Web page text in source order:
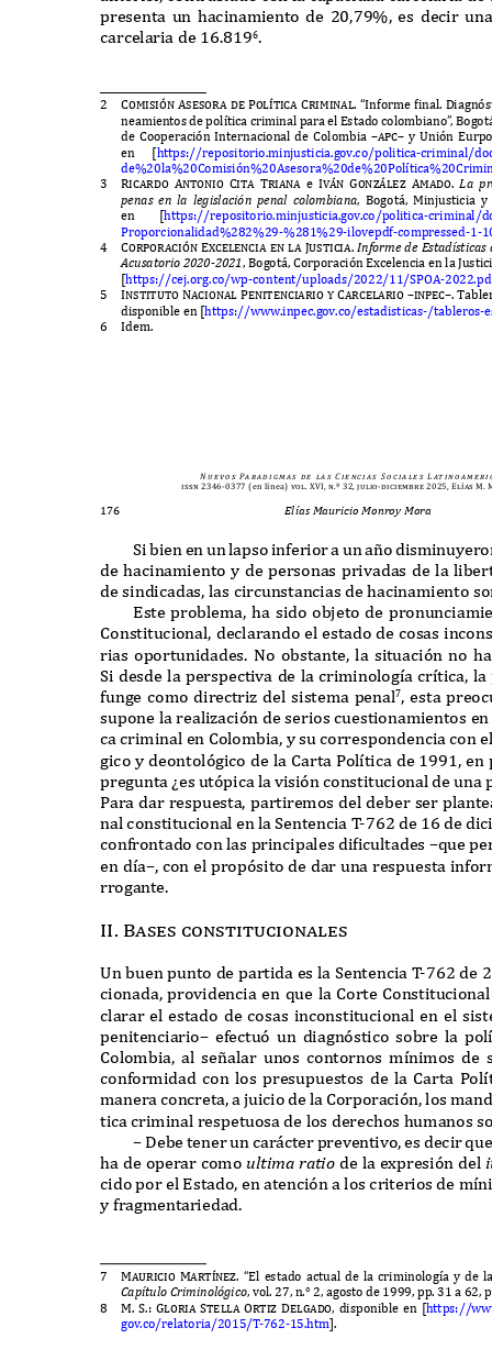
presenta un hacinamiento de 20,79%,es decir
carcelaria de 16.8196.
2 Comisión Asesora de Política Criminal. “Informefinal. Diagnó
neamientos de política criminal para el Estado colombiano”, Bogot
de CooperaciónInternacional deColombia –apc–yUniónE
en [https://repositorio.minjusticia.gov.co/politica-criminal/
de%20la%20Comisión%20Asesora%20de%20Política%20C
Ricardo Antonio Cita Triana eIván González Amado.Lap
penasen la legislación penal colombiana, Bogotá, Minjusticia y
3
4
en [https://repositorio.minjusticia.gov.co/politica-criminal/
Proporcionalidad%282%29-%281%29-ilovepdf-compressed-1-
Corporación Excelencia en la Justicia.Informe de Estadísticas
Acusatorio 2020-2021, Bogotá, CorporaciónExcelencia en laJ
[https://cej.org.co/wp-content/uploads/2022/11/SPOA-2022.
Instituto Nacional Penitenciario y Carcelario –inpec–. T
disponible en [https://www.inpec.gov.co/estadisticas-/tableros-
Idem.
5
6
N u e v o s Pa r a d i g m a s d e l a s C i e n c i a s S o c i a l e s L at i n o a m e r i
issn 2346-0377(en línea) vol. XVI, n.º 32, julio-diciembre 2025, Elías M.
176 Elías Mauricio Monroy Mora
Si bien en un lapso inferior a un año
de hacinamiento y de personas privadas de la
de sindicadas,las circunstancias de hacinamiento
Este problema,ha sido objeto de
Constitucional, declarando el estado de cosas
rias oportunidades. No obstante,la situación no
Si desde la perspectiva de la criminología crítica, la
funge como directrizdel sistema penal7,esta
supone la realización de serios cuestionamientos
ca criminal en Colombia, y su correspondencia con
gico y deontológico de la Carta Política de 1991,en
pregunta ¿es utópica la visión constitucional de una
Para dar respuesta, partiremos del deber ser
nal constitucional en laSentencia T-762 de 16 de
confrontado con las principales dificultades –que
en día–, con el propósito de dar una respuesta
rrogante.
II. Bases constitucionales
Un buen punto de partida es la Sentencia T-762de
cionada,providencia en que la Corte C
clarar el estado de cosas inconstitucional en el
penitenciario– efectuó un diagnóstico sobre la polí
Colombia,al señalar unos contornos mínimos de
conformidad con los presupuestos de la Carta Polí
manera concreta,a juicio de la Corporación,los
tica criminal respetuosa de los derechos humanos
– Debe tener un carácter preventivo,es decir
ha de operar como ultima ratio de la expresión del
cido por el Estado, en atención a los criterios de mí
y fragmentariedad.
7
8
Mauricio Martínez. “El estado actual de la criminología y de
Capítulo Criminológico, vol. 27, n.° 2, agosto de 1999, pp. 31a 62,p
M. S.: Gloria Stella OrtizDelgado, disponible en [https://
gov.co/relatoria /2015/T-762-15.htm].